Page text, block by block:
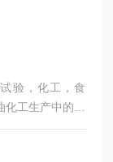
验，化工，食
工生产中的反
硝化等工艺过程
净*。所有200